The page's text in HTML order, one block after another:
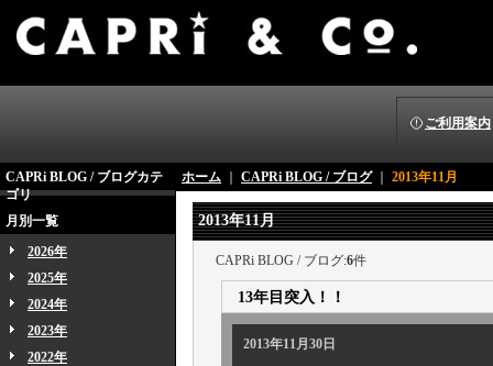
ご利用案内
CAPRi BLOG / ブログカテ
ゴリ
月別一覧
2026年
2025年
2024年
2023年
2022年
ホーム CAPRi BLOG / ブログ｜ 2013年11月
2013年11月
CAPRi BLOG / ブログ:6件
13年目突入！！
2013年11月30日